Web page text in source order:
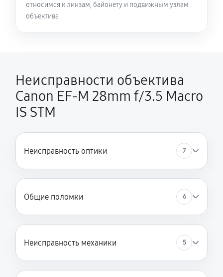
относимся к линзам, байонету и подвижным узлам
объектива
Неисправности объектива
Canon EF-M 28mm f/3.5 Macro
IS STM
Неисправность оптики 7
Общие поломки 6
Неисправность механики 5